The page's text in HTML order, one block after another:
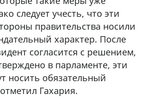
следует учесть, что эти
правительства носили
характер. После
согласится с решением,
в парламенте, эти
носить обязательный
Гахария.